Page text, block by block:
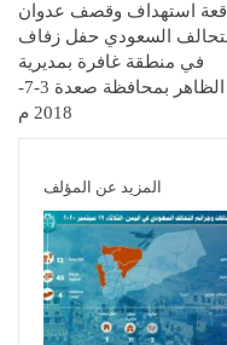
استهداف وقصف عدوان
السعودي حفل زفاف
في منطقة غافرة بمديرية
الظاهر بمحافظة صعدة 3-7-
2018 م
المزيد عن المؤلف